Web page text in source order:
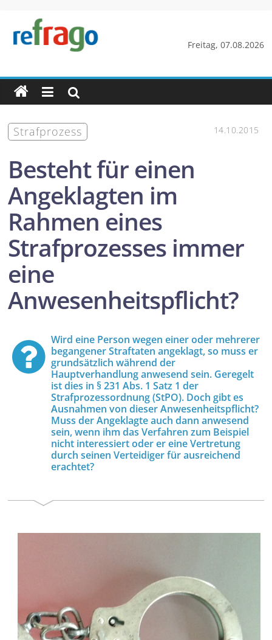
springen
Freitag, 07.08.2026
refrago
Rechtsfragen
online
verständlich
erklärt
–Strafprozess 14.10.2015
Besteht für einen
Angeklagten im
Rahmen eines
Strafprozesses immer
eine
Anwesenheitspflicht?
Wird eine Person wegen einer oder mehrerer
begangener Straftaten angeklagt, so muss er
grundsätzlich während der
Hauptverhandlung anwesend sein. Geregelt
ist dies in § 231 Abs. 1 Satz 1 der
Strafprozessordnung (StPO). Doch gibt es
Ausnahmen von dieser Anwesenheitspflicht?
Muss der Angeklagte auch dann anwesend
sein, wenn ihm das Verfahren zum Beispiel
nicht interessiert oder er eine Vertretung
durch seinen Verteidiger für ausreichend
erachtet?